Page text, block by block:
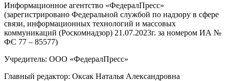
Информационное агентство «ФедералПресс»
(зарегистрировано Федеральной службой по надзору в сфере
связи, информационных технологий и массовых
коммуникаций (Роскомнадзор) 21.07.2023г. за номером ИА №
ФС 77 – 85577)
Учредитель: ООО «ФедералПресс»
Главный редактор: Оксак Наталья Александровна